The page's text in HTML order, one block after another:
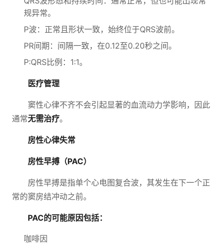
规异常。
P波：正常且形状一致，始终位于QRS波前。
PR间期：间隔一致，在0.12至0.20秒之间。
P:QRS比例：1:1。
医疗管理
窦性心律不齐不会引起显著的血流动力学影响，因此
通常无需治疗。
房性心律失常
房性早搏（PAC）
房性早搏是指单个心电图复合波，其发生在下一个正
常的窦房结冲动之前。
PAC的可能原因包括：
咖啡因